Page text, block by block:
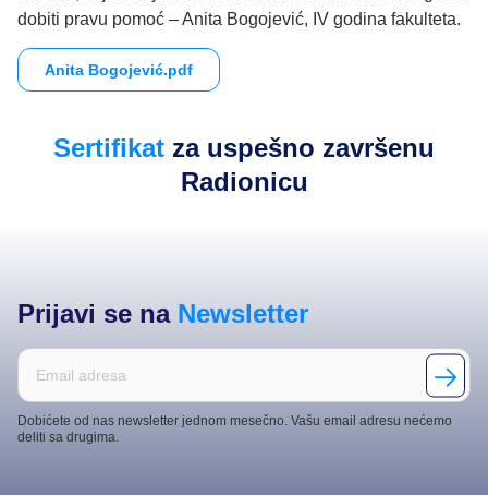
dobiti pravu pomoć – Anita Bogojević, IV godina fakulteta.
Anita Bogojević.pdf
Sertifikat za uspešno završenu
Radionicu
Prijavi se na Newsletter
Dobićete od nas newsletter jednom mesečno. Vašu email adresu nećemo
deliti sa drugima.